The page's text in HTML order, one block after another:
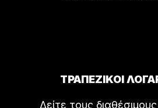
ΤΡΑΠΕΖΙΚΟΙ
Δείτε τους